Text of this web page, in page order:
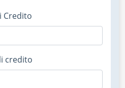
Credito
credito